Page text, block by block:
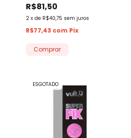
R$81,50
2 x de R$40,75 sem juros
R$77,43 com Pix
ESGOTADO